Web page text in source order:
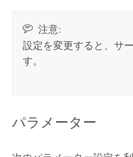
注意:
設定を変更すると、サ
す。
パラメーター